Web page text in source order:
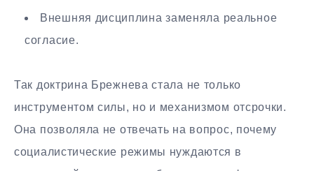
Внешняя дисциплина заменяла реальное
согласие.
Так доктрина Брежнева стала не только
инструментом силы, но и механизмом отсрочки.
Она позволяла не отвечать на вопрос, почему
социалистические режимы нуждаются в